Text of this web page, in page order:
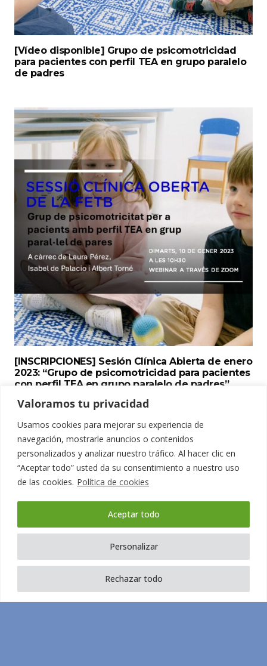
Valoramos tu privacidad
Usamos cookies para mejorar su experiencia de
navegación, mostrarle anuncios o contenidos
personalizados y analizar nuestro tráfico. Al hacer clic en
“Aceptar todo” usted da su consentimiento a nuestro uso
de las cookies. Política de cookies
Personalizar
Rechazar todo
Aceptar todo
[Vídeo disponible] Grupo de psicomotricidad
para pacientes con perfil TEA en grupo paralelo
de padres
[INSCRIPCIONES] Sesión Clínica Abierta de enero
2023: “Grupo de psicomotricidad para pacientes
con perfil TEA en grupo paralelo de padres”
Design by:Mustachecreative.com